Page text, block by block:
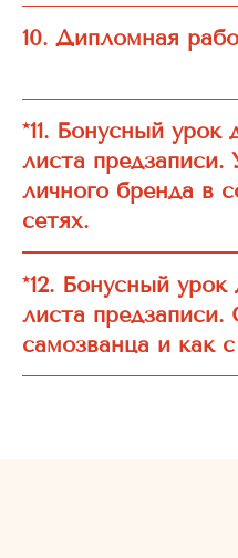
10. Дипломная
*11. Бонусный урок
листа предзаписи.
личного бренда в
сетях.
*12. Бонусный урок
листа
самозванца и как